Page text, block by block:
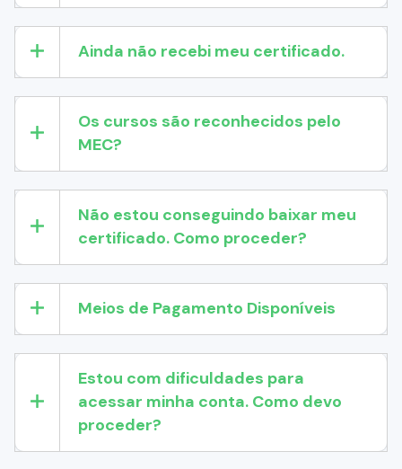
Ainda não recebi meu certificado.
Os cursos são reconhecidos pelo
MEC?
Não estou conseguindo baixar meu
certificado. Como proceder?
Meios de Pagamento Disponíveis
Estou com dificuldades para
acessar minha conta. Como devo
proceder?